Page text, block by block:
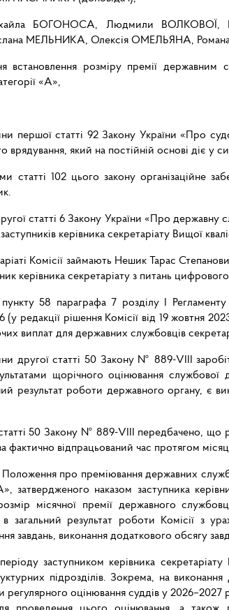
БОГОНОСА, Людмили
МЕЛЬНИКА, Олексія ОМЕЛЬЯНА,
встановлення розміру премії державним
«А»,
першої статті 92 Закону України «Про
врядування, який на постійній основі діє у
статті 102 цього закону організаційне
статті 6 Закону України «Про
керівника секретаріату Вищої
Комісії займають Нешик Тарас
керівника секретаріату з питань
58 параграфа 7 розділу I
редакції рішення Комісії від 19 жовтня
виплат для державних службовців
другої статті 50 Закону № 889-VIII
щорічного оцінювання службової
результат роботи державного органу, є
50 Закону № 889-VIII передбачено, що
фактично відпрацьований час протягом
Положення про преміювання державних
затвердженого наказом заступника
місячної премії державного
загальний результат роботи Комісії з
завдань, виконання додаткового обсягу
заступником керівника
підрозділів. Зокрема, на
регулярного оцінювання суддів у